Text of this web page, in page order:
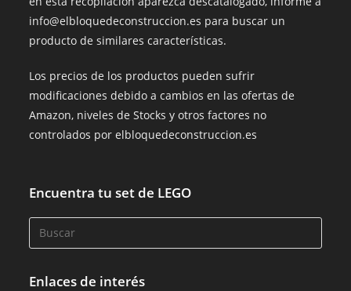
info@elbloquedeconstruccion.es para buscar un
producto de similares características.
Los precios de los productos pueden sufrir
modificaciones debido a cambios en las ofertas de
Amazon, niveles de Stocks y otros factores no
controlados por elbloquedeconstruccion.es
Encuentra tu set de LEGO
Enlaces de interés